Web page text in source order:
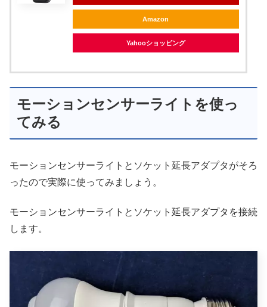
Amazon
Yahooショッピング
モーションセンサーライトを使っ
てみる
モーションセンサーライトとソケット延長アダプタがそろ
ったので実際に使ってみましょう。
モーションセンサーライトとソケット延長アダプタを接続
します。